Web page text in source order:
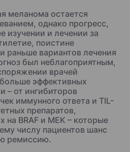
меланома остается
однако прогресс,
изучении и лечении за
поистине
раньше вариантов лечения
был неблагоприятным,
врачей
эффективных
– от ингибиторов
иммунного ответа и TIL-
препаратов,
на BRAF и MEK – которые
числу пациентов шанс
ремиссию.